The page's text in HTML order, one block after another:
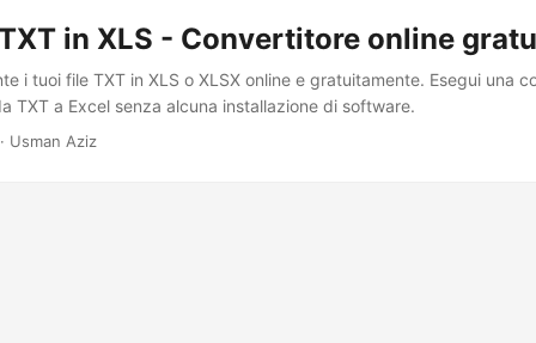
in XLS - Convertitore online
i tuoi file TXT in XLS o XLSX online e gratuitamente. Esegui una
TXT a Excel senza alcuna installazione di software.
Usman Aziz